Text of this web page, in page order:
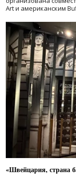
Art и американским
«Швейцария, страна